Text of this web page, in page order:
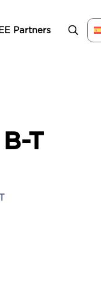
Partners
T